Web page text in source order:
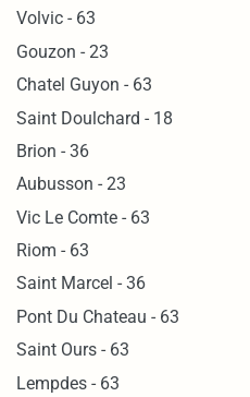
Volvic - 63
Gouzon - 23
Chatel Guyon - 63
Saint Doulchard - 18
Brion - 36
Aubusson - 23
Vic Le Comte - 63
Riom - 63
Saint Marcel - 36
Pont Du Chateau - 63
Saint Ours - 63
Lempdes - 63